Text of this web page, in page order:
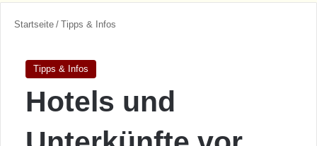
Startseite / Tipps & Infos
Tipps & Infos
Hotels und